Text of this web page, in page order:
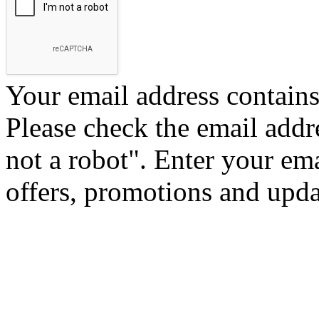
Your email address
Please check the email
not a robot". Enter your
offers, promotions and